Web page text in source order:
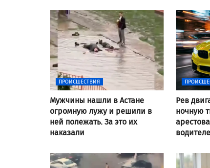
ПРОИСШЕСТВИЯ
Мужчины нашли в Астане
огромную лужу и решили в
ней полежать. За это их
наказали
Рев
ночную